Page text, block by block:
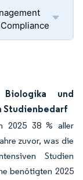
Biologika und
Studienbedarf
2025 38 % aller
zuvor, was die
Studien
benötigten 2025